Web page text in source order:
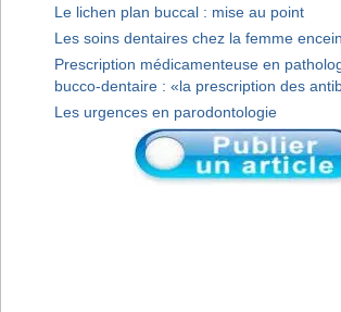
Le lichen plan buccal : mise au point
Les soins dentaires chez la femme
Prescription médicamenteuse en
bucco-dentaire : «la prescription des
Les urgences en parodontologie